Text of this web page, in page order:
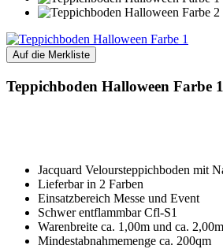
Teppichboden Halloween Farbe 1
Jacquard Veloursteppichboden mit
Lieferbar in 2 Farben
Einsatzbereich Messe und Event
Schwer entflammbar Cfl-S1
Warenbreite ca. 1,00m und ca. 2,00m
Mindestabnahmemenge ca. 200qm